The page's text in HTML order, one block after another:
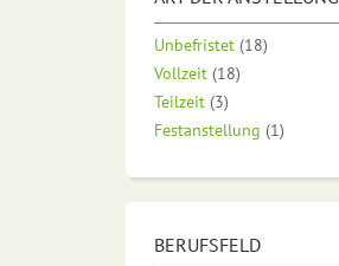
Unbefristet (18)
Vollzeit (18)
Teilzeit (3)
Festanstellung (1)
BERUFSFELD